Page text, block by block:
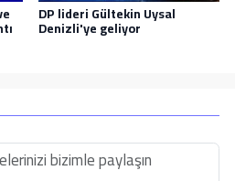
DP lideri Gültekin Uysal
Denizli'ye geliyor